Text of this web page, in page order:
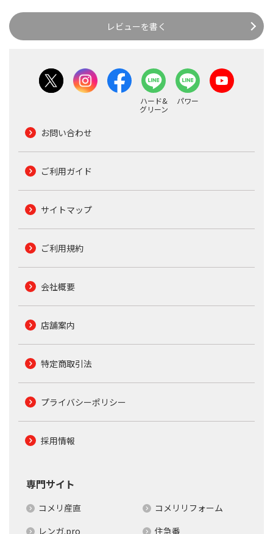
レビューを書く
ハード&
グリーン
パワー
お問い合わせ
ご利用ガイド
サイトマップ
ご利用規約
会社概要
店舗案内
特定商取引法
プライバシーポリシー
採用情報
専門サイト
コメリ産直
コメリリフォーム
レンガ.pro
住急番